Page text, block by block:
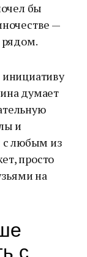
бы
—
рядом.
инициативу
думает
и
с любым из
просто
на
с